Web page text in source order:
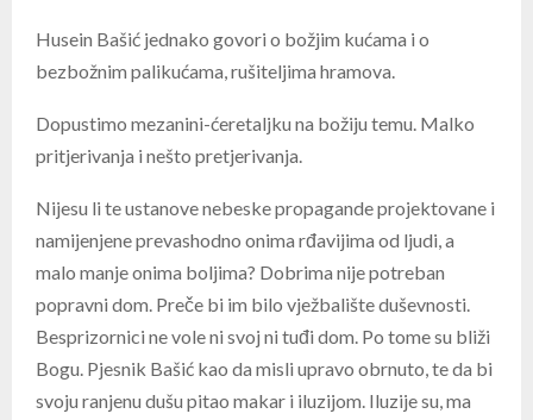
Husein Bašić jednako govori o božjim kućama i o
bezbožnim palikućama, rušiteljima hramova.
Dopustimo mezanini-ćeretaljku na božiju temu. Malko
pritjerivanja i nešto pretjerivanja.
Nijesu li te ustanove nebeske propagande projektovane i
namijenjene prevashodno onima rđavijima od ljudi, a
malo manje onima boljima? Dobrima nije potreban
popravni dom. Preče bi im bilo vježbalište duševnosti.
Besprizornici ne vole ni svoj ni tuđi dom. Po tome su bliži
Bogu. Pjesnik Bašić kao da misli upravo obrnuto, te da bi
svoju ranjenu dušu pitao makar i iluzijom. Iluzije su, ma